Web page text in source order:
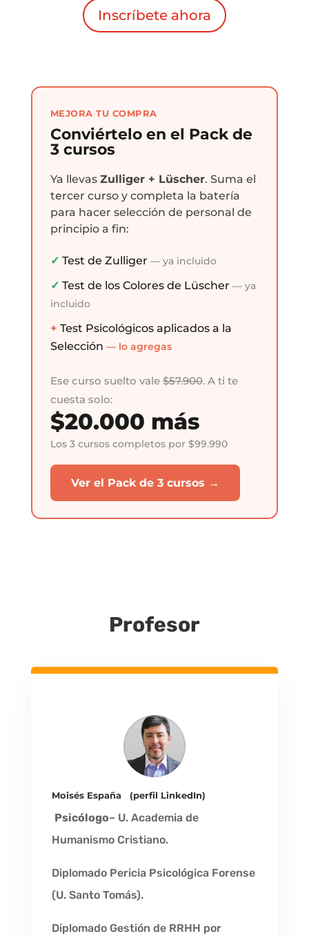
Inscríbete ahora
MEJORA TU COMPRA
Conviértelo en el Pack de
3 cursos
Ya llevas Zulliger + Lüscher. Suma el
tercer curso y completa la batería
para hacer selección de personal de
principio a fin:
✓ Test de Zulliger — ya incluido
✓ Test de los Colores de Lüscher — ya
incluido
+ Test Psicológicos aplicados a la
Selección — lo agregas
Ese curso suelto vale$57.900. A ti te
cuesta solo:
$20.000 más
Los 3 cursos completos por $99.990
Ver el Pack de 3 cursos →
Profesor
Moisés España (perfil LinkedIn)
Psicólogo– U. Academia de
Humanismo Cristiano.
Diplomado Pericia Psicológica Forense
(U. Santo Tomás).
Diplomado Gestión de RRHH por